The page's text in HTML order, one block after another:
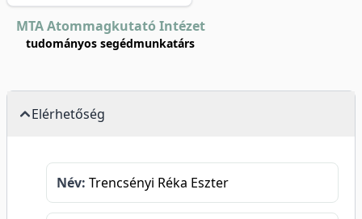
MTA Atommagkutató Intézet
tudományos segédmunkatárs
Elérhetőség
Név: Trencsényi Réka Eszter